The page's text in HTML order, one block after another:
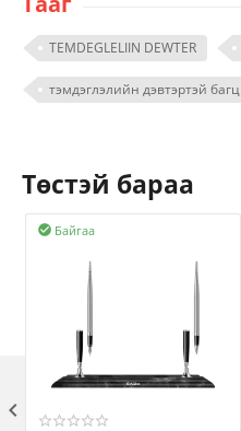
TEMDEGLELIIN DEWTER
тэмдэглэлийн дэвтэртэй багц
Төстэй бараа
Байгаа

